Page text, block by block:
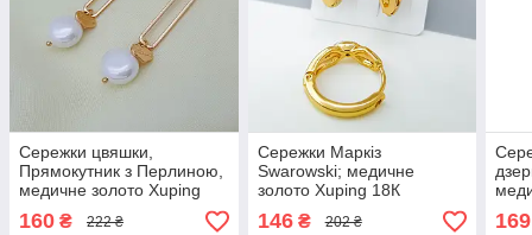
Сережки цвяшки,
Прямокутник з Перлиною,
медичне золото Xuping
18К
160 ₴ 222 ₴
Сережки Маркіз
Swarowski; медичне
золото Xuping 18К
146₴ 202 ₴
18К
169